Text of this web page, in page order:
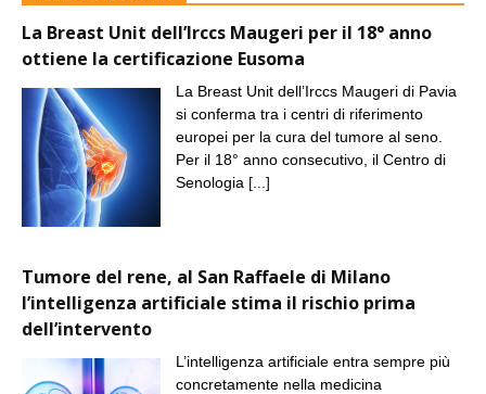
La Breast Unit dell’Irccs Maugeri per il 18° anno
ottiene la certificazione Eusoma
La Breast Unit dell’Irccs Maugeri di Pavia
si conferma tra i centri di riferimento
europei per la cura del tumore al seno.
Per il 18° anno consecutivo, il Centro di
Senologia [...]
Tumore del rene, al San Raffaele di Milano
l’intelligenza artificiale stima il rischio prima
dell’intervento
L’intelligenza artificiale entra sempre più
concretamente nella medicina